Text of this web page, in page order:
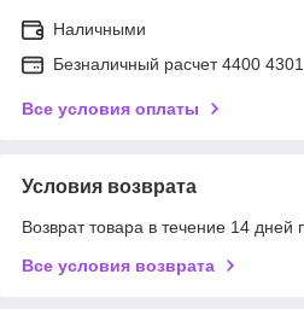
Наличными
Безналичный расчет 4400
Все условия оплаты
Условия возврата
Возврат товара в течение 14 дней
Все условия возврата